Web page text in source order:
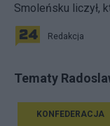
Smoleńsku liczył,
Redakcja
Tematy
KONFEDERACJA